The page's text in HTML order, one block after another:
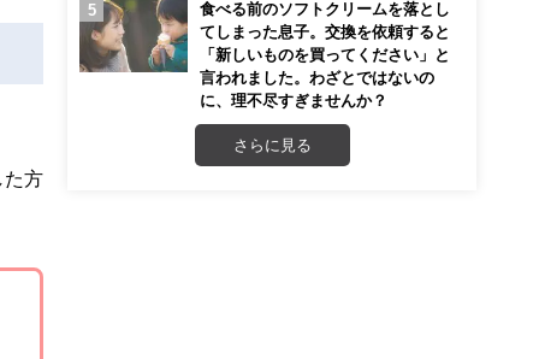
た方
食べる前のソフトクリームを落とし
てしまった息子。交換を依頼すると
「新しいものを買ってください」と
言われました。わざとではないの
に、理不尽すぎませんか？
さらに見る